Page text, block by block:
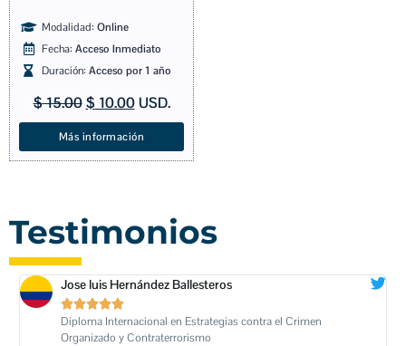
Modalidad: Online
Fecha: Acceso Inmediato
Duración: Acceso por 1 año
$15.00 $ 10.00USD.
Más información
Testimonios
Jose luis Hernández Ballesteros

Diploma Internacional en Estrategias contra el Crimen
Organizado y Contraterrorismo